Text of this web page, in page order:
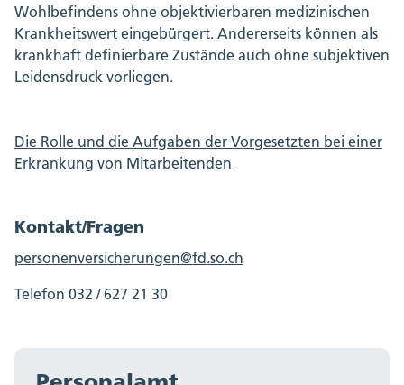
Wohlbefindens ohne objektivierbaren medizinischen
Krankheitswert eingebürgert. Andererseits können als
krankhaft definierbare Zustände auch ohne subjektiven
Leidensdruck vorliegen.
Die Rolle und die Aufgaben der Vorgesetzten bei einer
Erkrankung von Mitarbeitenden
Kontakt/Fragen
personenversicherungen@fd.so.ch
Telefon 032 / 627 21 30